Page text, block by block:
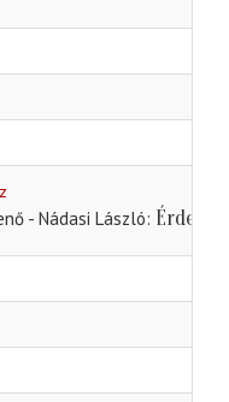
- Nádasi László Érdek?